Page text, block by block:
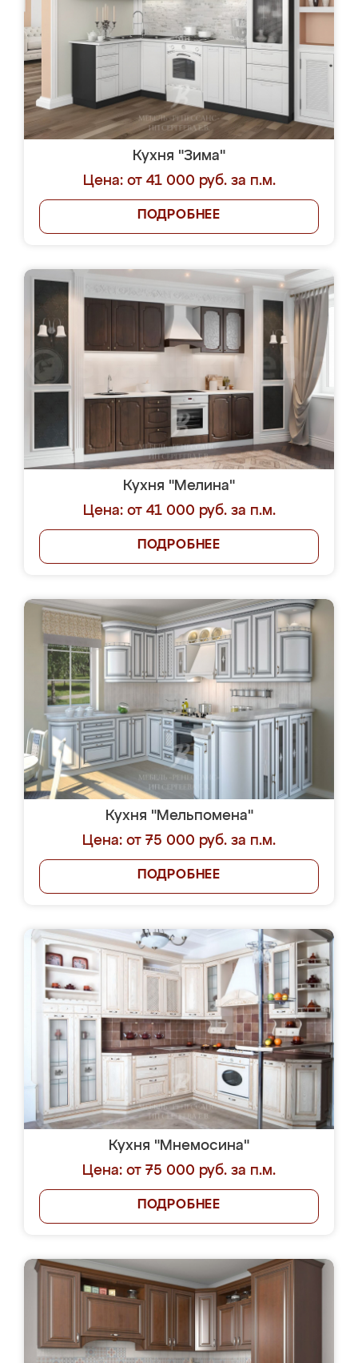
Кухня "Зима"
Цена: от 41 000 руб. за п.м.
ПОДРОБНЕЕ
Кухня "Мелина"
Цена: от 41 000 руб. за п.м.
ПОДРОБНЕЕ
Кухня "Мельпомена"
Цена: от 75 000 руб. за п.м.
ПОДРОБНЕЕ
Кухня "Мнемосина"
Цена: от 75 000 руб. за п.м.
ПОДРОБНЕЕ